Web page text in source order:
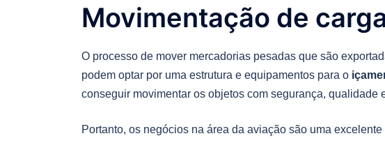
Movimentação de
O processo de mover mercadorias pesadas que são
podem optar por uma estrutura e equipamentos para o
conseguir movimentar os objetos com segurança, qualidade
Portanto, os negócios na área da aviação são uma